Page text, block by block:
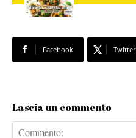
Facebook Twitter
Lascia un commento